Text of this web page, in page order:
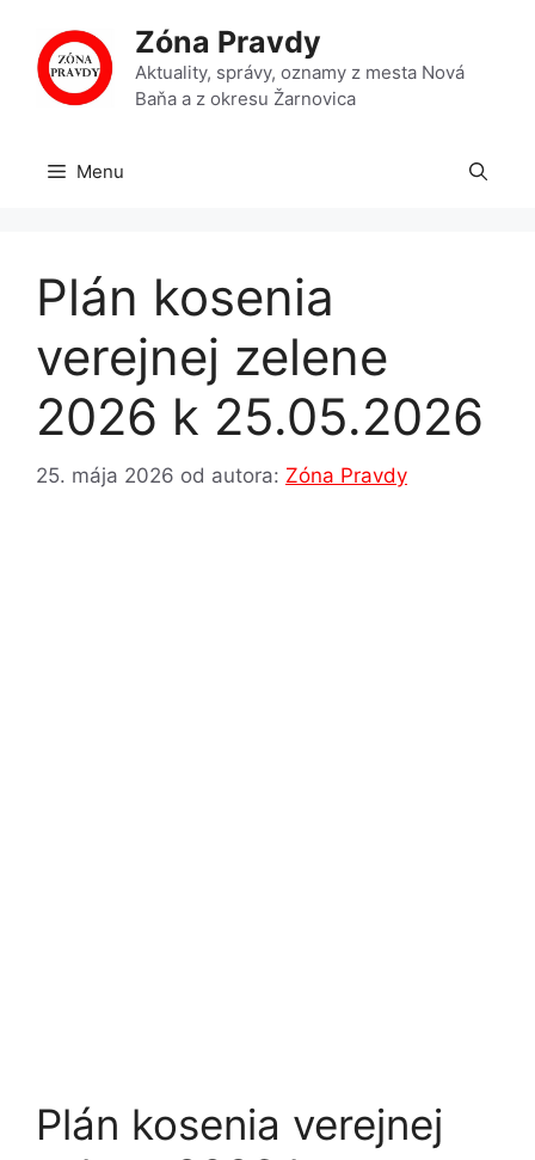
obsah
Zóna Pravdy
Aktuality, správy, oznamy z mesta Nová
Baňa a z okresu Žarnovica
Menu
Plán kosenia
verejnej zelene
2026 k 25.05.2026
25. mája 2026 od autora: Zóna Pravdy
Plán kosenia verejnej